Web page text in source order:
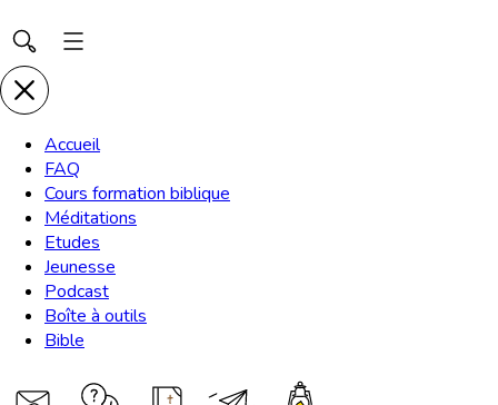
Accueil
FAQ
Cours formation biblique
Méditations
Etudes
Jeunesse
Podcast
Boîte à outils
Bible